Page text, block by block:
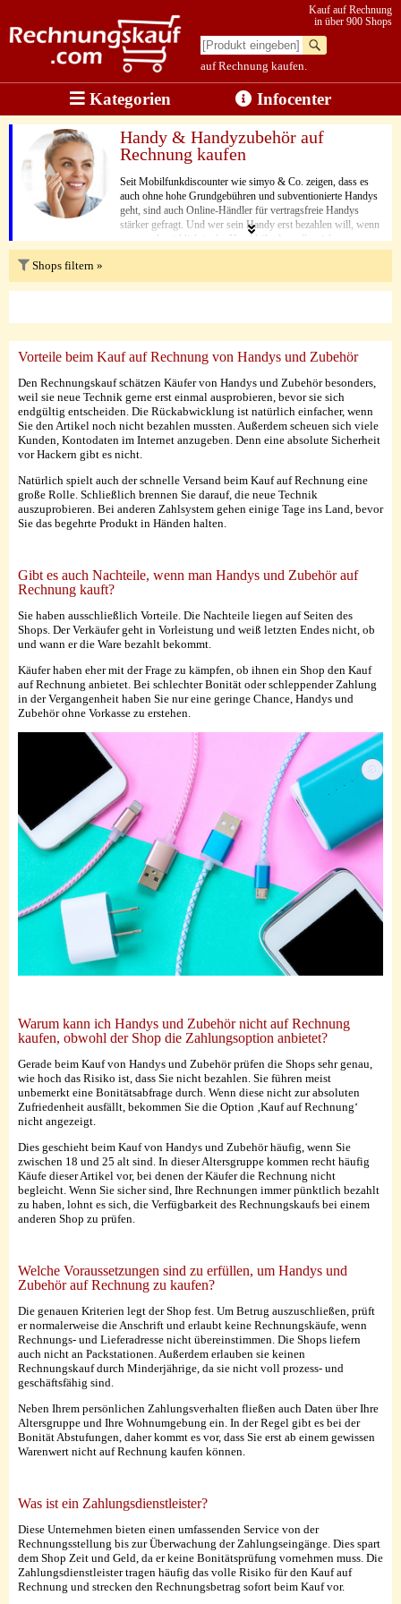
auf Rechnung kaufen.
Kauf auf Rechnung
in über 900 Shops
Kategorien Infocenter
Handy & Handyzubehör auf
Rechnung kaufen
Seit Mobilfunkdiscounter wie simyo & Co. zeigen, dass es
auch ohne hohe Grundgebühren und subventionierte Handys
geht, sind auch Online-Händler für vertragsfreie Handys
stärker gefragt. Und wer sein Handy erst bezahlen will, wenn
er es auch wirklich in der Hand hält, der sollte sich zum
Handykauf per Rechnung am besten bei den Online Shops
Shops filtern »
Vorteile beim Kauf auf Rechnung von Handys und Zubehör
Den Rechnungskauf schätzen Käufer von Handys und Zubehör besonders,
weil sie neue Technik gerne erst einmal ausprobieren, bevor sie sich
endgültig entscheiden. Die Rückabwicklung ist natürlich einfacher, wenn
Sie den Artikel noch nicht bezahlen mussten. Außerdem scheuen sich viele
Kunden, Kontodaten im Internet anzugeben. Denn eine absolute Sicherheit
vor Hackern gibt es nicht.
Natürlich spielt auch der schnelle Versand beim Kauf auf Rechnung eine
große Rolle. Schließlich brennen Sie darauf, die neue Technik
auszuprobieren. Bei anderen Zahlsystem gehen einige Tage ins Land, bevor
Sie das begehrte Produkt in Händen halten.
Gibt es auch Nachteile, wenn man Handys und Zubehör auf
Rechnung kauft?
Sie haben ausschließlich Vorteile. Die Nachteile liegen auf Seiten des
Shops. Der Verkäufer geht in Vorleistung und weiß letzten Endes nicht, ob
und wann er die Ware bezahlt bekommt.
Käufer haben eher mit der Frage zu kämpfen, ob ihnen ein Shop den Kauf
auf Rechnung anbietet. Bei schlechter Bonität oder schleppender Zahlung
in der Vergangenheit haben Sie nur eine geringe Chance, Handys und
Zubehör ohne Vorkasse zu erstehen.
Warum kann ich Handys und Zubehör nicht auf Rechnung
kaufen, obwohl der Shop die Zahlungsoption anbietet?
Gerade beim Kauf von Handys und Zubehör prüfen die Shops sehr genau,
wie hoch das Risiko ist, dass Sie nicht bezahlen. Sie führen meist
unbemerkt eine Bonitätsabfrage durch. Wenn diese nicht zur absoluten
Zufriedenheit ausfällt, bekommen Sie die Option ‚Kauf auf Rechnung‘
nicht angezeigt.
Dies geschieht beim Kauf von Handys und Zubehör häufig, wenn Sie
zwischen 18 und 25 alt sind. In dieser Altersgruppe kommen recht häufig
Käufe dieser Artikel vor, bei denen der Käufer die Rechnung nicht
begleicht. Wenn Sie sicher sind, Ihre Rechnungen immer pünktlich bezahlt
zu haben, lohnt es sich, die Verfügbarkeit des Rechnungskaufs bei einem
anderen Shop zu prüfen.
Welche Voraussetzungen sind zu erfüllen, um Handys und
Zubehör auf Rechnung zu kaufen?
Die genauen Kriterien legt der Shop fest. Um Betrug auszuschließen, prüft
er normalerweise die Anschrift und erlaubt keine Rechnungskäufe, wenn
Rechnungs- und Lieferadresse nicht übereinstimmen. Die Shops liefern
auch nicht an Packstationen. Außerdem erlauben sie keinen
Rechnungskauf durch Minderjährige, da sie nicht voll prozess- und
geschäftsfähig sind.
Neben Ihrem persönlichen Zahlungsverhalten fließen auch Daten über Ihre
Altersgruppe und Ihre Wohnumgebung ein. In der Regel gibt es bei der
Bonität Abstufungen, daher kommt es vor, dass Sie erst ab einem gewissen
Warenwert nicht auf Rechnung kaufen können.
Was ist ein Zahlungsdienstleister?
Diese Unternehmen bieten einen umfassenden Service von der
Rechnungsstellung bis zur Überwachung der Zahlungseingänge. Dies spart
dem Shop Zeit und Geld, da er keine Bonitätsprüfung vornehmen muss. Die
Zahlungsdienstleister tragen häufig das volle Risiko für den Kauf auf
Rechnung und strecken den Rechnungsbetrag sofort beim Kauf vor.